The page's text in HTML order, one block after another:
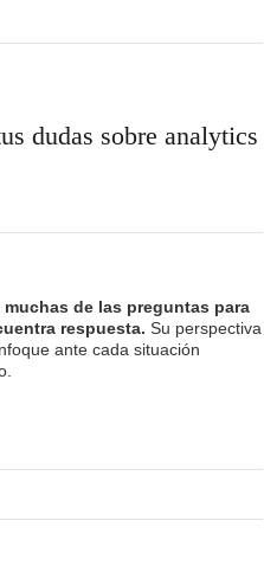
dudas sobre analytics
de las preguntas para
respuesta. Su perspectiva
ante cada situación